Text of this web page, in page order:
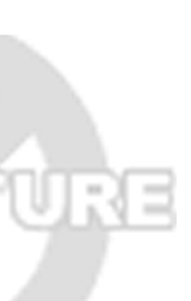
接地的特性，也包含
电源需要单点接地，而
接地系统在低频和高频时
板屏蔽机房的连接方法
屏蔽机房所使用的材料
屏蔽机房的连接方法需要
识，才能帮助我们更好建
注意以下事项： 1、电
说，电磁屏蔽对于屏蔽体
要选择高导电性的屏蔽体;
适当厚度的钢板，一般
蔽效能需要我们考虑以
尽大的努力来打开或关闭
门铰链损坏且无法打开。
直接离开了，登录密码
，打开金库门是非常简单